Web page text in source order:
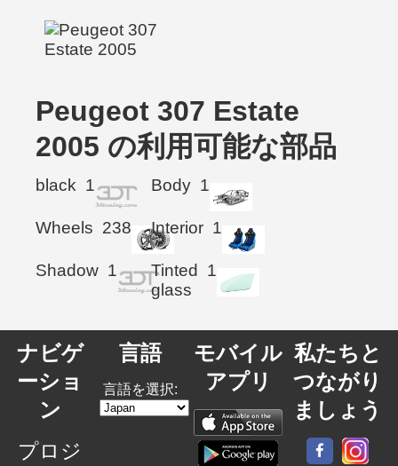
Peugeot 307 Estate
2005 の利用可能な部品
black 1 Body 1
Wheels 238 Interior 1
Shadow 1
Tinted
glass
1
ナビゲ
ーショ
ン
プロジ
言語
言語を選択:
モバイル
アプリ
私たちと
つながり
ましょう